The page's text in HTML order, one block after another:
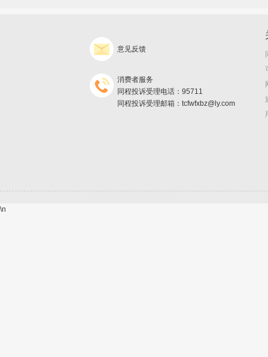
意见反馈
消费者服务
同程投诉受理电话：95711
同程投诉受理邮箱：tcfwfxbz@ly.com
\n